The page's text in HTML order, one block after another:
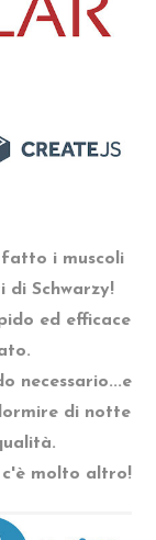
fatto i muscoli
di Schwarzy!
ed efficace
necessario...e
di notte
molto altro!